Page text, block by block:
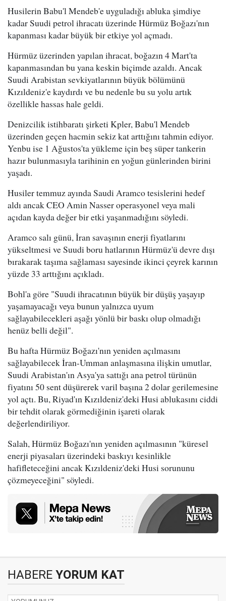
Husilerin Babu'l Mendeb'e uyguladığı abluka şimdiye
kadar Suudi petrol ihracatı üzerinde Hürmüz Boğazı'nın
kapanması kadar büyük bir etkiye yol açmadı.
Hürmüz üzerinden yapılan ihracat, boğazın 4 Mart'ta
kapanmasından bu yana keskin biçimde azaldı. Ancak
Suudi Arabistan sevkiyatlarının büyük bölümünü
Kızıldeniz'e kaydırdı ve bu nedenle bu su yolu artık
özellikle hassas hale geldi.
Denizcilik istihbaratı şirketi Kpler, Babu'l Mendeb
üzerinden geçen hacmin sekiz kat arttığını tahmin ediyor.
Yenbu ise 1 Ağustos'ta yükleme için beş süper tankerin
hazır bulunmasıyla tarihinin en yoğun günlerinden birini
yaşadı.
Husiler temmuz ayında Saudi Aramco tesislerini hedef
aldı ancak CEO Amin Nasser operasyonel veya mali
açıdan kayda değer bir etki yaşanmadığını söyledi.
Aramco salı günü, İran savaşının enerji fiyatlarını
yükseltmesi ve Suudi boru hatlarının Hürmüz'ü devre dışı
bırakarak taşıma sağlaması sayesinde ikinci çeyrek karının
yüzde 33 arttığını açıkladı.
Bohl'a göre "Suudi ihracatının büyük bir düşüş yaşayıp
yaşamayacağı veya bunun yalnızca uyum
sağlayabilecekleri aşağı yönlü bir baskı olup olmadığı
henüz belli değil".
Bu hafta Hürmüz Boğazı'nın yeniden açılmasını
sağlayabilecek İran-Umman anlaşmasına ilişkin umutlar,
Suudi Arabistan'ın Asya'ya sattığı ana petrol türünün
fiyatını 50 sent düşürerek varil başına 2 dolar gerilemesine
yol açtı. Bu, Riyad'ın Kızıldeniz'deki Husi ablukasını ciddi
bir tehdit olarak görmediğinin işareti olarak
değerlendiriliyor.
Salah, Hürmüz Boğazı'nın yeniden açılmasının "küresel
enerji piyasaları üzerindeki baskıyı kesinlikle
hafifleteceğini ancak Kızıldeniz'deki Husi sorununu
çözmeyeceğini" söyledi.
HABERE YORUM KAT